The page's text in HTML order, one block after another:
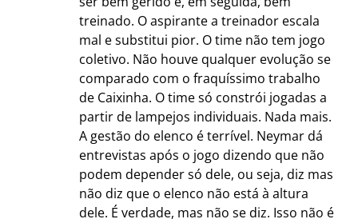
treinado. O aspirante a treinador escala
mal e substitui pior. O time não tem jogo
coletivo. Não houve qualquer evolução se
comparado com o fraquíssimo trabalho
de Caixinha. O time só constrói jogadas a
partir de lampejos individuais. Nada mais.
A gestão do elenco é terrível. Neymar dá
entrevistas após o jogo dizendo que não
podem depender só dele, ou seja, diz mas
não diz que o elenco não está à altura
dele. É verdade, mas não se diz. Isso não é